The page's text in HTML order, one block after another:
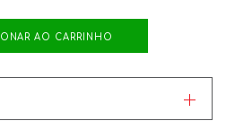
AO CARRINHO